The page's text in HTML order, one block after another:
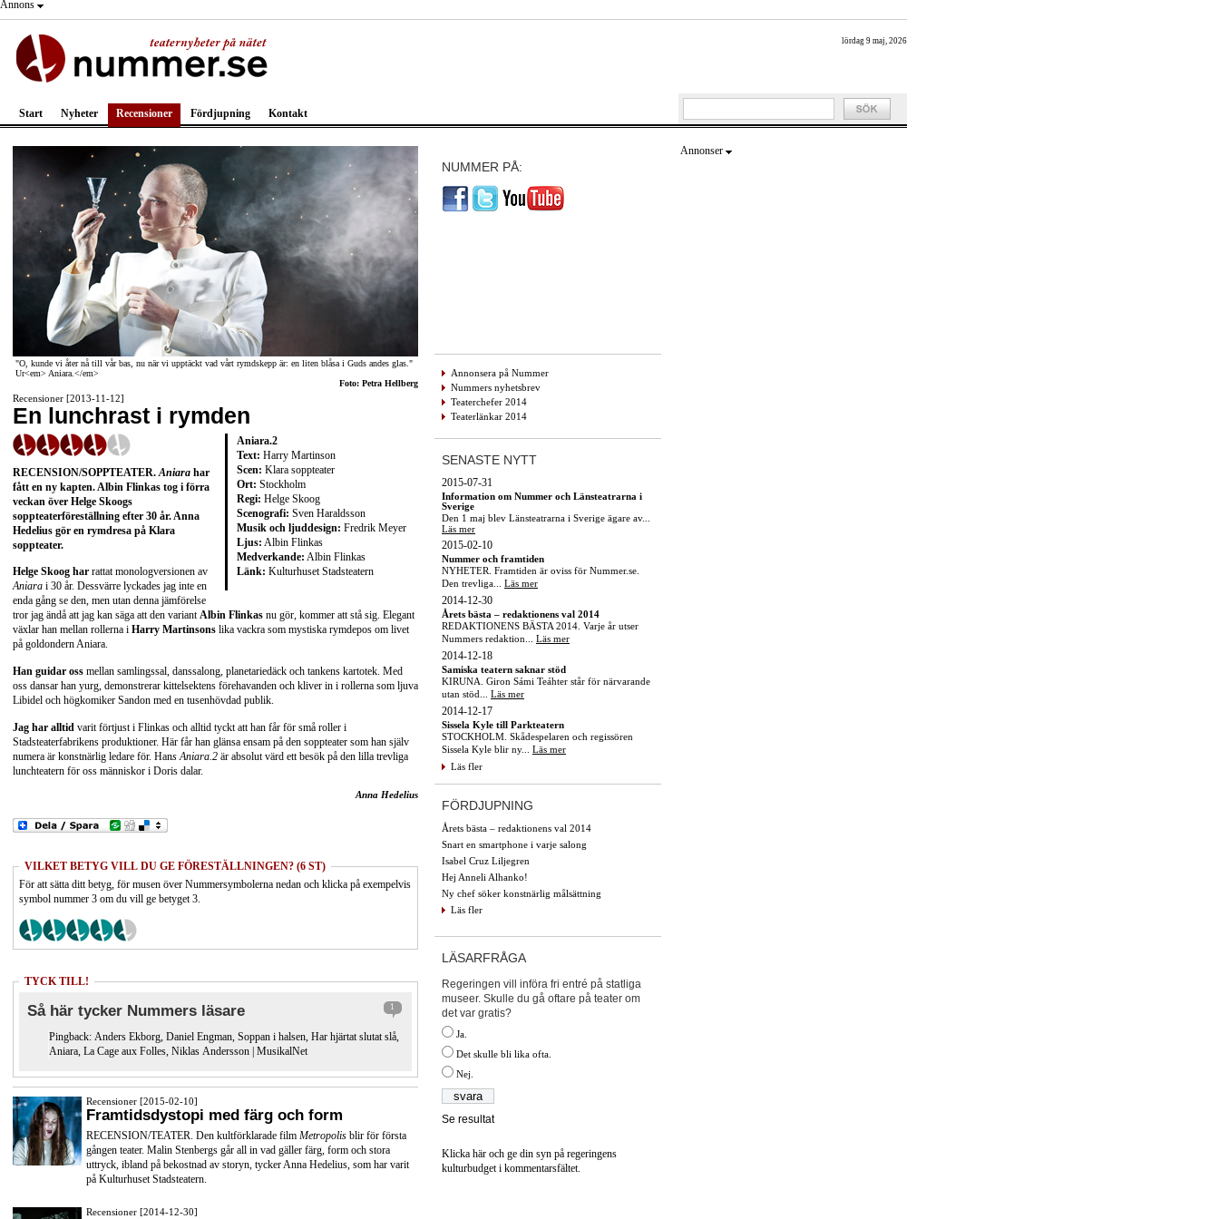
Annons
lördag 9 maj, 2026
Start Nyheter Recensioner Fördjupning Kontakt
"O, kunde vi åter nå till vår bas, nu när vi upptäckt vad vårt rymdskepp är: en liten blåsa i Guds andes glas."
Ur<em> Aniara.</em>
Foto: Petra Hellberg
Recensioner [2013-11-12]
En lunchrast i rymden
Aniara.2
Text: Harry Martinson
Scen: Klara soppteater
Ort: Stockholm
Regi: Helge Skoog
Scenografi: Sven Haraldsson
Musik och ljuddesign: Fredrik Meyer
Ljus: Albin Flinkas
Medverkande: Albin Flinkas
Länk: Kulturhuset Stadsteatern
RECENSION/SOPPTEATER.Aniara har
fått en ny kapten. Albin Flinkas tog i förra
veckan över Helge Skoogs
soppteaterföreställning efter 30 år. Anna
Hedelius gör en rymdresa på Klara
soppteater.
Helge Skoog har rattat monologversionen av
Aniara i 30 år. Dessvärre lyckades jag inte en
enda gång se den, men utan denna jämförelse
tror jag ändå att jag kan säga att den variantAlbin Flinkas nu gör, kommer att stå sig. Elegant
växlar han mellan rollerna i Harry Martinsons lika vackra som mystiska rymdepos om livet
på goldondern Aniara.
Han guidar oss mellan samlingssal, danssalong, planetariedäck och tankens kartotek. Med
oss dansar han yurg, demonstrerar kittelsektens förehavanden och kliver in i rollerna som ljuva
Libidel och högkomiker Sandon med en tusenhövdad publik.
Jag har alltid varit förtjust i Flinkas och alltid tyckt att han får för små roller i
Stadsteaterfabrikens produktioner. Här får han glänsa ensam på den soppteater som han själv
numera är konstnärlig ledare för. Hans Aniara.2 är absolut värd ett besök på den lilla trevliga
lunchteatern för oss människor i Doris dalar.
Anna Hedelius
VILKET BETYG VILL DU GE FÖRESTÄLLNINGEN? (6 ST)
För att sätta ditt betyg, för musen över Nummersymbolerna nedan och klicka på exempelvis
symbol nummer 3 om du vill ge betyget 3.
TYCK TILL!
Så här tycker Nummers läsare 1
Pingback: Anders Ekborg, Daniel Engman, Soppan i halsen, Har hjärtat slutat slå,
Aniara, La Cage aux Folles, Niklas Andersson | MusikalNet
Recensioner [2015-02-10]
Framtidsdystopi med färg och form
RECENSION/TEATER. Den kultförklarade film Metropolis blir för första
gången teater. Malin Stenbergs går all in vad gäller färg, form och stora
uttryck, ibland på bekostnad av storyn, tycker Anna Hedelius, som har varit
på Kulturhuset Stadsteatern.
Recensioner [2014-12-30]
NUMMER PÅ:
Annonsera på Nummer
Nummers nyhetsbrev
Teaterchefer 2014
Teaterlänkar 2014
SENASTE NYTT
2015-07-31
Information om Nummer och Länsteatrarna i
Sverige
Den 1 maj blev Länsteatrarna i Sverige ägare av...
Läs mer
2015-02-10
Nummer och framtiden
NYHETER. Framtiden är oviss för Nummer.se.
Den trevliga... Läs mer
2014-12-30
Årets bästa – redaktionens val 2014
REDAKTIONENS BÄSTA 2014. Varje år utser
Nummers redaktion... Läs mer
2014-12-18
Samiska teatern saknar stöd
KIRUNA. Giron Sámi Teáhter står för närvarande
utan stöd... Läs mer
2014-12-17
Sissela Kyle till Parkteatern
STOCKHOLM. Skådespelaren och regissören
Sissela Kyle blir ny... Läs mer
Läs fler
FÖRDJUPNING
Årets bästa – redaktionens val 2014
Snart en smartphone i varje salong
Isabel Cruz Liljegren
Hej Anneli Alhanko!
Ny chef söker konstnärlig målsättning
Läs fler
LÄSARFRÅGA
Regeringen vill införa fri entré på statliga
museer. Skulle du gå oftare på teater om
det var gratis?
Ja.
Det skulle bli lika ofta.
Nej.
Se resultat
Klicka här och ge din syn på regeringens
kulturbudget i kommentarsfältet.
Annonser